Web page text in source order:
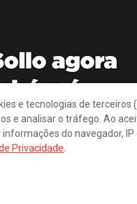
e tecnologias de terceiros
e analisar o tráfego. Ao
do navegador, IP
Privacidade